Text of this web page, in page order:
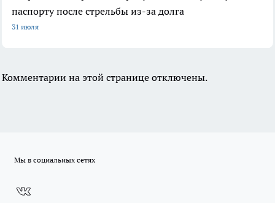
паспорту после стрельбы из-за долга
31 июля
Комментарии на этой странице отключены.
Мы в социальных сетях